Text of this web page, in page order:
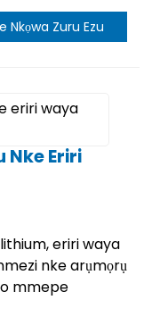
Nkọwa Zuru Ezu
Nke Eriri
eriri waya
nke arụmọrụ
mmepe